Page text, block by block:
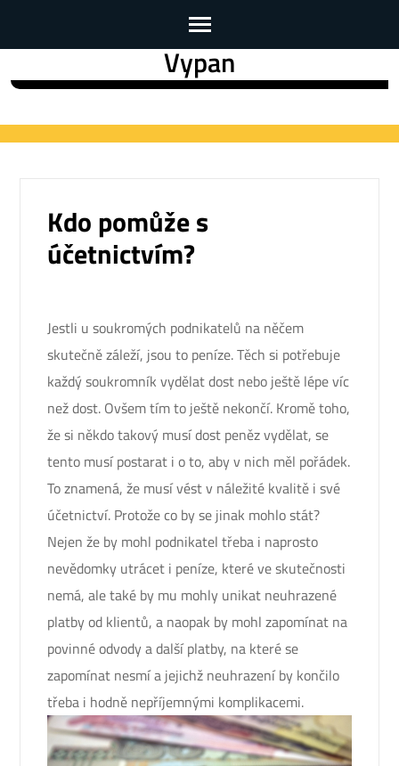
to
(Press
Vypan
Kdo pomůže s
účetnictvím?
Jestli u soukromých podnikatelů na něčem
skutečně záleží, jsou to peníze. Těch si potřebuje
každý soukromník vydělat dost nebo ještě lépe víc
než dost. Ovšem tím to ještě nekončí. Kromě toho,
že si někdo takový musí dost peněz vydělat, se
tento musí postarat i o to, aby v nich měl pořádek.
To znamená, že musí vést v náležité kvalitě i své
účetnictví. Protože co by se jinak mohlo stát?
Nejen že by mohl podnikatel třeba i naprosto
nevědomky utrácet i peníze, které ve skutečnosti
nemá, ale také by mu mohly unikat neuhrazené
platby od klientů, a naopak by mohl zapomínat na
povinné odvody a další platby, na které se
zapomínat nesmí a jejichž neuhrazení by končilo
třeba i hodně nepříjemnými komplikacemi.